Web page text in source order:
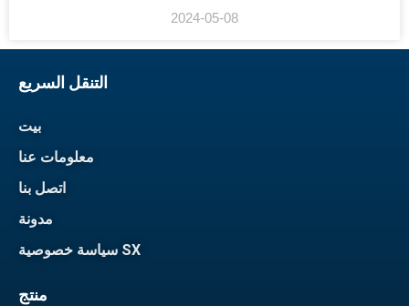
2024-05-08
التنقل السريع
بيت
معلومات عنا
اتصل بنا
مدونة
سياسة خصوصية SX
منتج